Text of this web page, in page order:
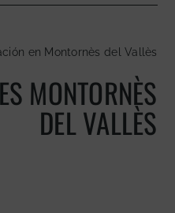
en Montornès del Vallès
MONTORNÈS
DEL VALLÈS